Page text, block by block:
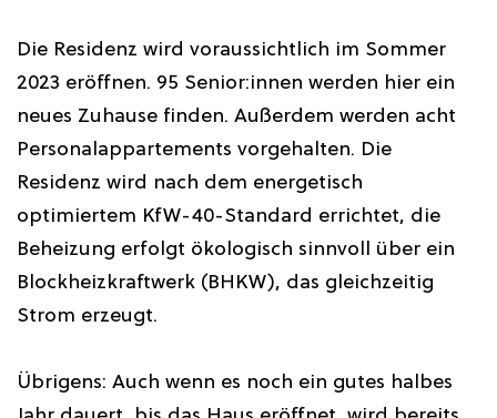
Die Residenz wird voraussichtlich im Sommer
2023 eröffnen. 95 Senior:innen werden hier ein
neues Zuhause finden. Außerdem werden acht
Personalappartements vorgehalten. Die
Residenz wird nach dem energetisch
optimiertem KfW-40-Standard errichtet, die
Beheizung erfolgt ökologisch sinnvoll über ein
Blockheizkraftwerk (BHKW), das gleichzeitig
Strom erzeugt.
Übrigens: Auch wenn es noch ein gutes halbes